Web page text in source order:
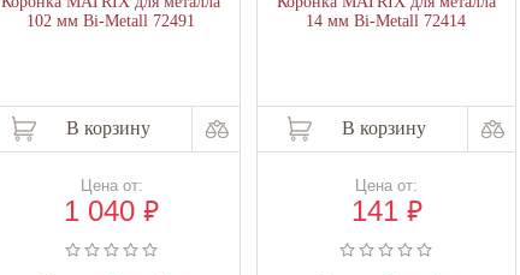
102 мм Bi-Metall 72491
В корзину
Цена от:
1 040₽
14 мм Bi-Metall 72414
В корзину
Цена от:
141 ₽